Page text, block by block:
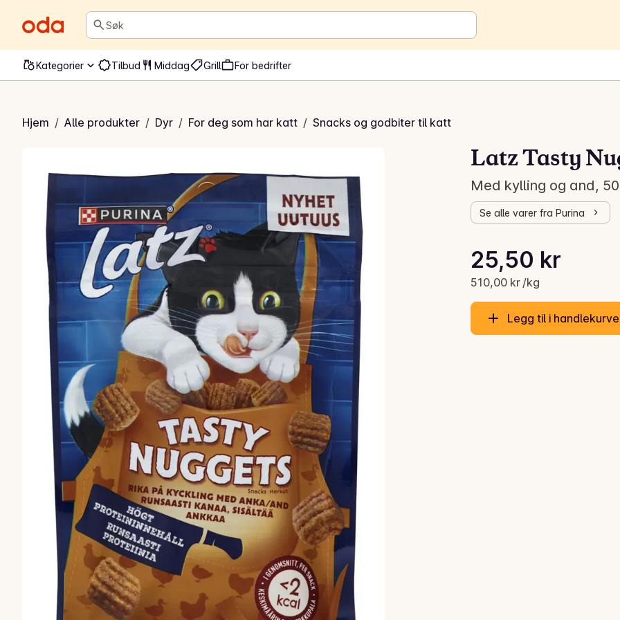
Søk
Kategorier Tilbud Middag Grill For bedrifter
Hjem / Alle produkter / Dyr / For deg som har katt / Snacks og godbiter til katt
Nuggets
Latz Tasty
Med kylling og and,
Se alle varer fra Purina
Gjeldende pris er: 25,50 kr
25,50 kr
510,00 kr /kg
Stykkpris: 510,00 kr /kg
Legg til i